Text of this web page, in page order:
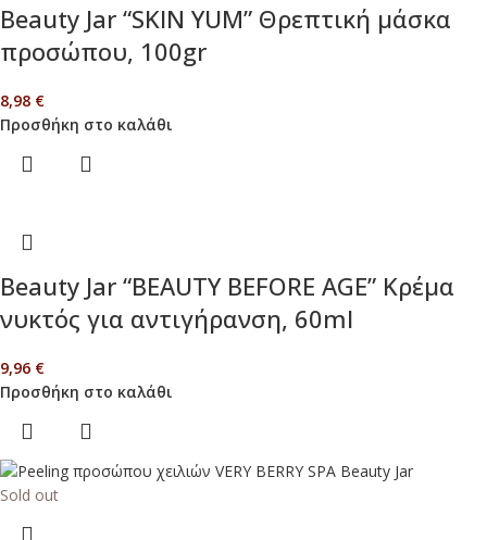
Beauty Jar “SKIN YUM” Θρεπτική μάσκα
προσώπου, 100gr
8,98 €
Προσθήκη στο καλάθι
Beauty Jar “BEAUTY BEFORE AGE” Κρέμα
νυκτός για αντιγήρανση, 60ml
9,96 €
Προσθήκη στο καλάθι
Sold out